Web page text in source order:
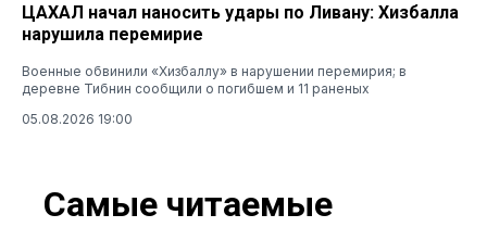
ЦАХАЛ начал наносить удары по Ливану: Хизбалла
нарушила перемирие
Военные обвинили «Хизбаллу» в нарушении перемирия; в
деревне Тибнин сообщили о погибшем и 11 раненых
05.08.2026 19:00
Самые читаемые